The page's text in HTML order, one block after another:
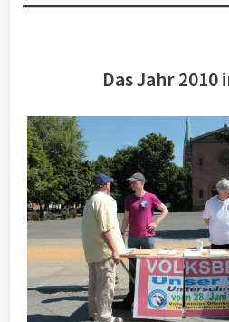
Das Jahr 2010